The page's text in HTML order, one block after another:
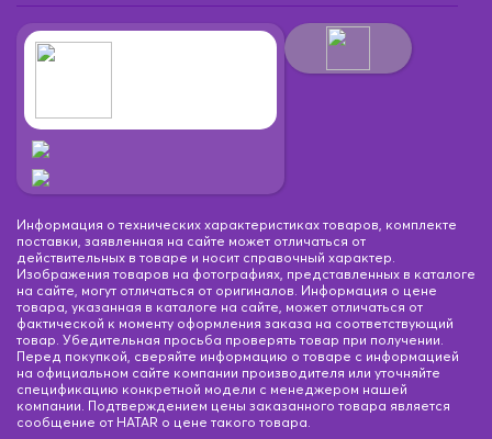
Информация о технических характеристиках товаров, комплекте
поставки, заявленная на сайте может отличаться от
действительных в товаре и носит справочный характер.
Изображения товаров на фотографиях, представленных в каталоге
на сайте, могут отличаться от оригиналов. Информация о цене
товара, указанная в каталоге на сайте, может отличаться от
фактической к моменту оформления заказа на соответствующий
товар. Убедительная просьба проверять товар при получении.
Перед покупкой, сверяйте информацию о товаре с информацией
на официальном сайте компании производителя или уточняйте
спецификацию конкретной модели с менеджером нашей
компании. Подтверждением цены заказанного товара является
сообщение от HATAR о цене такого товара.